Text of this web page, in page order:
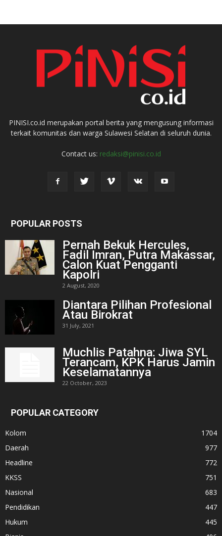
PINISI.co.id merupakan portal berita yang mengusung informasi
terkait komunitas dan warga Sulawesi Selatan di seluruh dunia.
Contact us: redaksi@pinisi.co.id
POPULAR POSTS
Pernah Bekuk Hercules,
Fadil Imran, Putra Makassar,
Calon Kuat Pengganti
Kapolri
2 August, 2020
Diantara Pilihan Profesional
Atau Birokrat
31 July, 2021
Muchlis Patahna: Jiwa SYL
Terancam, KPK Harus Jamin
Keselamatannya
22 October, 2023
POPULAR CATEGORY
Kolom
1704
Daerah
977
Headline
772
KKSS
751
Nasional
683
Pendidikan
447
Hukum
445